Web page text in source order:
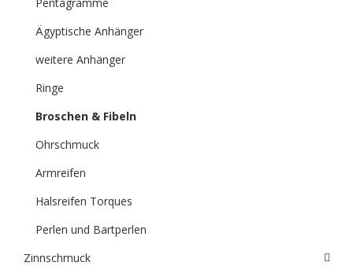
Ägyptische Anhänger
weitere Anhänger
Ringe
Broschen & Fibeln
Ohrschmuck
Armreifen
Halsreifen Torques
Perlen und Bartperlen
Zinnschmuck